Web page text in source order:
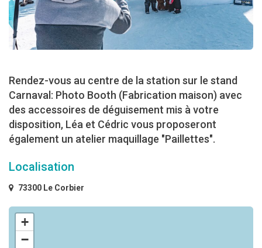
Rendez-vous au centre de la station sur le stand
Carnaval: Photo Booth (Fabrication maison) avec
des accessoires de déguisement mis à votre
disposition, Léa et Cédric vous proposeront
également un atelier maquillage "Paillettes".
Localisation
73300 Le Corbier
+
−